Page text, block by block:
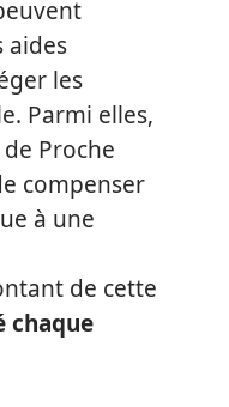
aides
les
Parmi elles,
Proche
compenser
à une
de cette
chaque